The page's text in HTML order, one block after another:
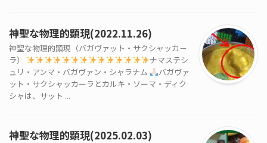
神聖な物理的顕現(2022.11.26)
神聖な物理的顕現（バガヴァット・サクシャッカ－
ラ）
ナマステシ
ュリ・アンマ・バガヴァン・シャラナム
バガヴァ
ット・サクシャッカーラとカルキ・ソーマ・ディク
シャは、サット ...
神聖な物理的顕現(2025.02.03)